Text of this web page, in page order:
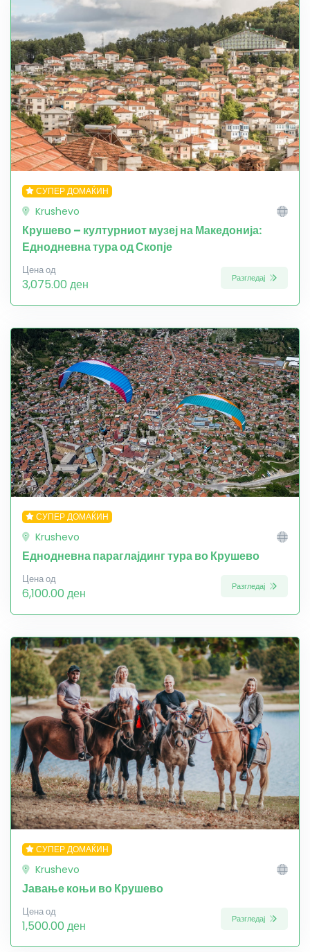
СУПЕР ДОМАЌИН
Krushevo
Крушево – културниот музеј на Македонија:
Еднодневна тура од Скопје
Цена од
3,075.00 ден Разгледај
СУПЕР ДОМАЌИН
Krushevo
Еднодневна параглајдинг тура во Крушево
Цена од
6,100.00 ден Разгледај
СУПЕР ДОМАЌИН
Krushevo
Јавање коњи во Крушево
Цена од
1,500.00 ден Разгледај